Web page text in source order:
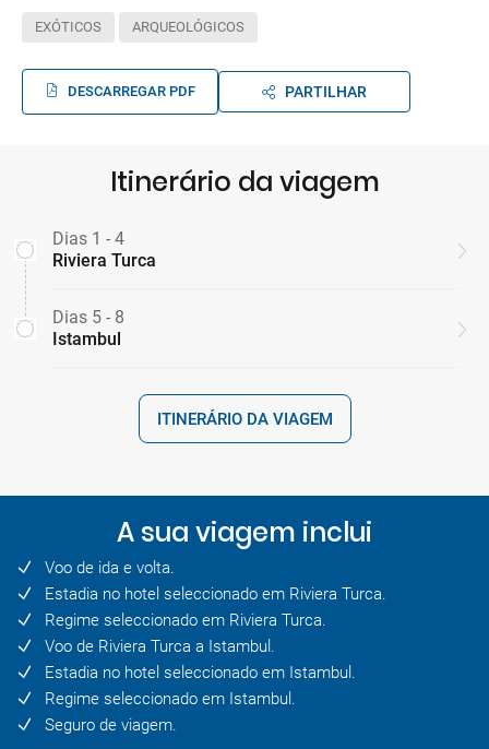
EXÓTICOS ARQUEOLÓGICOS
DESCARREGAR PDF PARTILHAR
Itinerário da viagem
Dias 1 - 4
Riviera Turca
Dias 5 - 8
Istambul
ITINERÁRIO DA VIAGEM
A sua viagem inclui
Voo de ida e volta.
Estadia no hotel seleccionado em Riviera Turca.
Regime seleccionado em Riviera Turca.
Voo de Riviera Turca a Istambul.
Estadia no hotel seleccionado em Istambul.
Regime seleccionado em Istambul.
Seguro de viagem.